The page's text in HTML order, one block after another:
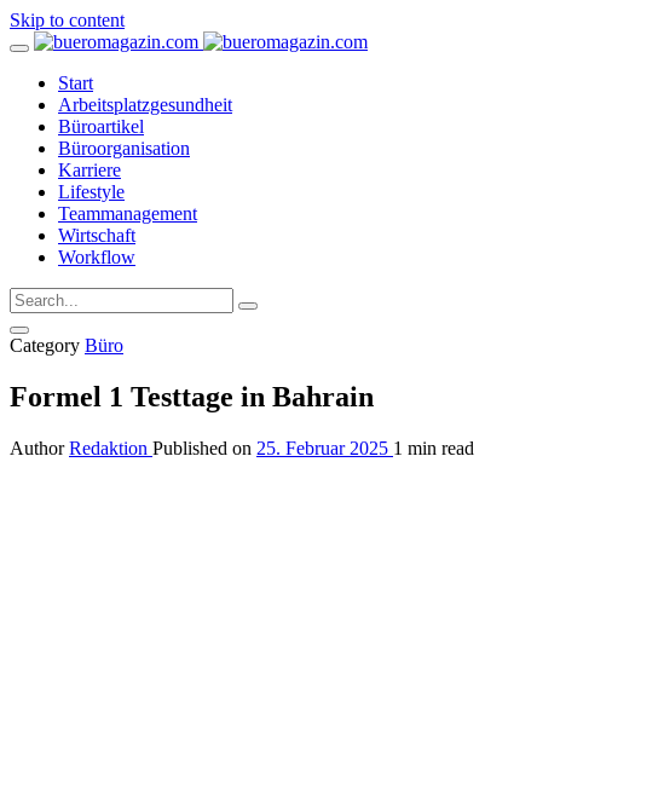
Skip to content
Start
Arbeitsplatzgesundheit
Büroartikel
Büroorganisation
Karriere
Lifestyle
Teammanagement
Wirtschaft
Workflow
Category Büro
Formel 1 Testtage in Bahrain
Author Redaktion Published on 25. Februar 2025 1 min read